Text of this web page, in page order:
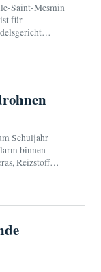
Saint-Mesmin
für
Schuljahr
binnen
Reizstoff